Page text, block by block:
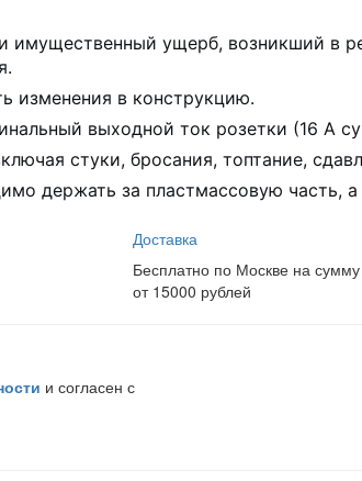
имущественный ущерб, возникший в
изменения в конструкцию.
выходной ток розетки (16 А
стуки, бросания, топтание,
держать за пластмассовую часть, а
Доставка
Бесплатно по Москве на сумму
от 15000 рублей
и согласен с